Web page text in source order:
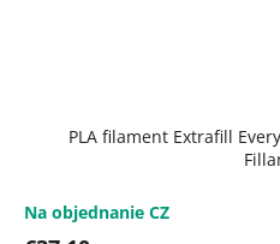
PLA filament Extrafill
Na objednanie CZ